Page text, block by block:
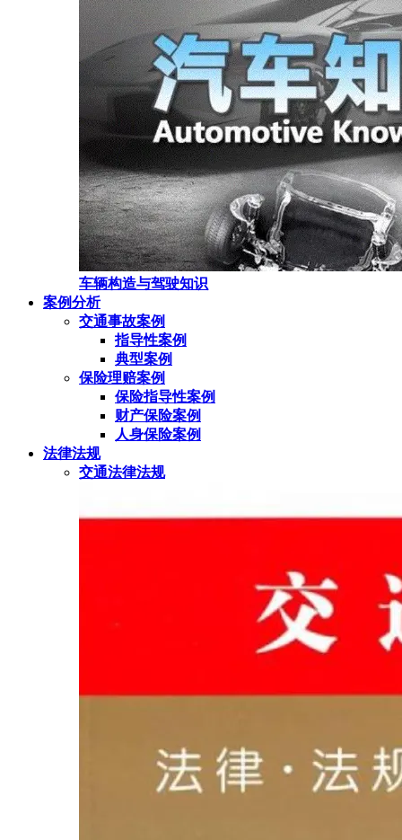
车辆构造与驾驶知识
案例分析
交通事故案例
指导性案例
典型案例
保险理赔案例
保险指导性案例
财产保险案例
人身保险案例
法律法规
交通法律法规